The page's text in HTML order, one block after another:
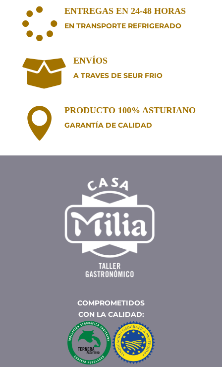
 ENTREGAS EN 24-48 HORAS
EN TRANSPORTE REFRIGERADO
 ENVÍOS
A TRAVES DE SEUR FRIO
 PRODUCTO 100% ASTURIANO
GARANTÍA DE CALIDAD
COMPROMETIDOS
CON LA CALIDAD: